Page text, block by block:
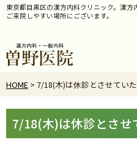
東京都目黒区の漢方内科クリニック。漢
ご来院しやすい場所にございます。
HOME > 7/18(木)は休診とさせてい
7/18(木)は休診とさせ